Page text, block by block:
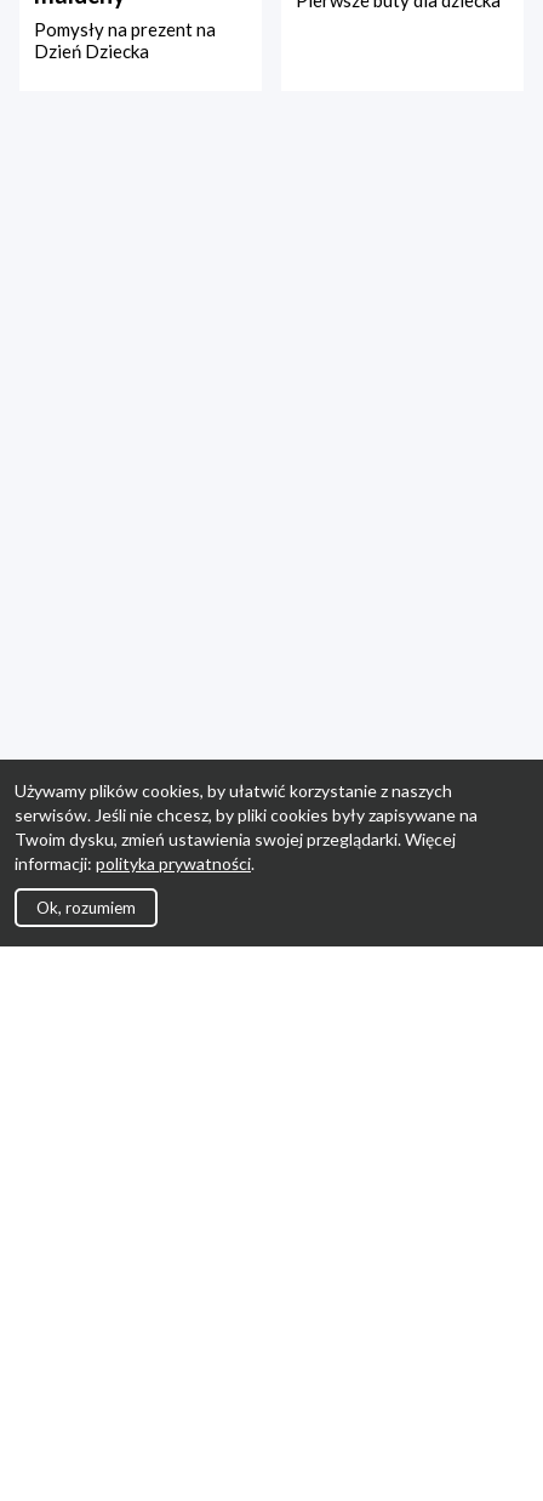
Pomysły na prezent na
Dzień Dziecka
Używamy plików cookies, by ułatwić korzystanie z naszych
serwisów. Jeśli nie chcesz, by pliki cookies były zapisywane na
Twoim dysku, zmień ustawienia swojej przeglądarki. Więcej
informacji: polityka prywatności.
Ok, rozumiem